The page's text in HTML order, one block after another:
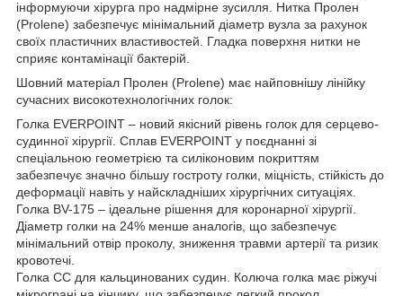
інформуючи хірурга про надмірне зусилля. Нитка Пролен
(Prolene) забезпечує мінімальний діаметр вузла за рахунок
своїх пластичних властивостей. Гладка поверхня нитки не
сприяє контамінації бактерій.
Шовний матеріал Пролен (Prolene) має найповнішу лінійку
сучасних високотехнологічних голок:
Голка EVERPOINT – новий якісний рівень голок для серцево-
судинної хірургії. Сплав EVERPOINT у поєднанні зі
спеціальною геометрією та силіконовим покриттям
забезпечує значно більшу гостроту голки, міцність, стійкість до
деформації навіть у найскладніших хірургічних ситуаціях.
Голка BV-175 – ідеальне рішення для коронарної хірургії.
Діаметр голки на 24% менше аналогів, що забезпечує
мінімальний отвір проколу, зниження травми артерії та ризик
кровотечі.
Голка СС для кальцинованих судин. Колюча голка має ріжучі